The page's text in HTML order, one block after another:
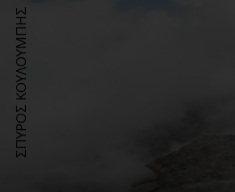
ΣΠΥΡΟΣ ΚΟΥΛΟΥΜΠΗΣ